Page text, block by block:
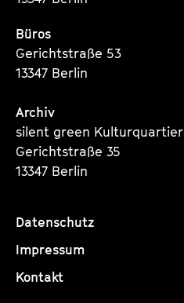
Büros
Gerichtstraße 53
13347 Berlin
Archiv
silent green Kulturquartier
Gerichtstraße 35
13347 Berlin
Datenschutz
Impressum
Kontakt